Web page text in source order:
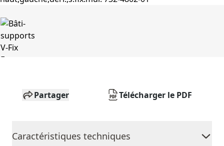
Partager Télécharger le PDF
Caractéristiques techniques